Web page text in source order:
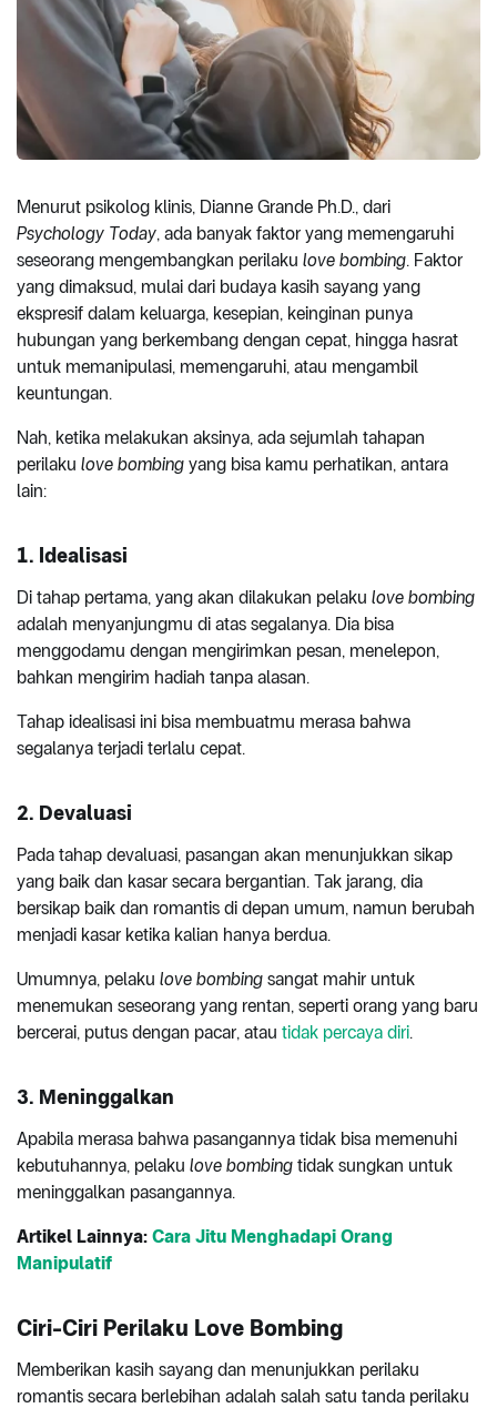
Menurut psikolog klinis, Dianne Grande Ph.D., dari
Psychology Today, ada banyak faktor yang memengaruhi
seseorang mengembangkan perilaku love bombing. Faktor
yang dimaksud, mulai dari budaya kasih sayang yang
ekspresif dalam keluarga, kesepian, keinginan punya
hubungan yang berkembang dengan cepat, hingga hasrat
untuk memanipulasi, memengaruhi, atau mengambil
keuntungan.
Nah, ketika melakukan aksinya, ada sejumlah tahapan
perilaku love bombing yang bisa kamu perhatikan, antara
lain:
1. Idealisasi
Di tahap pertama, yang akan dilakukan pelaku love bombing
adalah menyanjungmu di atas segalanya. Dia bisa
menggodamu dengan mengirimkan pesan, menelepon,
bahkan mengirim hadiah tanpa alasan.
Tahap idealisasi ini bisa membuatmu merasa bahwa
segalanya terjadi terlalu cepat.
2. Devaluasi
Pada tahap devaluasi, pasangan akan menunjukkan sikap
yang baik dan kasar secara bergantian. Tak jarang, dia
bersikap baik dan romantis di depan umum, namun berubah
menjadi kasar ketika kalian hanya berdua.
Umumnya, pelaku love bombing sangat mahir untuk
menemukan seseorang yang rentan, seperti orang yang baru
bercerai, putus dengan pacar, atau tidak percaya diri.
3. Meninggalkan
Apabila merasa bahwa pasangannya tidak bisa memenuhi
kebutuhannya, pelaku love bombing tidak sungkan untuk
meninggalkan pasangannya.
Artikel Lainnya: Cara Jitu Menghadapi Orang
Manipulatif
Ciri-Ciri Perilaku Love Bombing
Memberikan kasih sayang dan menunjukkan perilaku
romantis secara berlebihan adalah salah satu tanda perilaku